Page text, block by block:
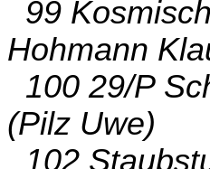
99
Hohmann
100 29/P
(Pilz Uwe)
102